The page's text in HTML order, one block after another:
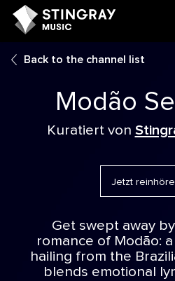
Back to the channel list
Modão
Kuratiert von
Jetzt
Get swept away
romance of Modão:
hailing from the
blends emotional